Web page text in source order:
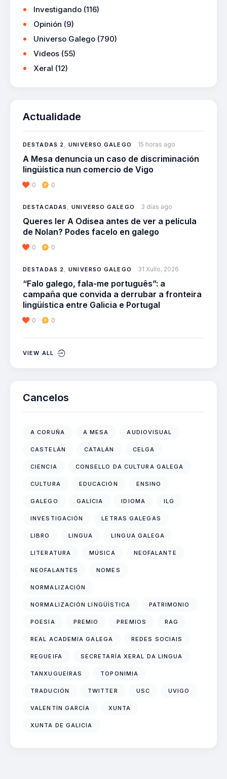
Investigando (116)
Opinión (9)
Universo Galego (790)
Videos (55)
Xeral (12)
Actualidade
DESTADAS 2,UNIVERSO GALEGO 15 horas ago
A Mesa denuncia un caso de discriminación
lingüística nun comercio de Vigo
0 0
DESTACADAS ,UNIVERSO GALEGO 3 días ago
Queres ler A Odisea antes de ver a película
de Nolan? Podes facelo en galego
0 0
DESTADAS 2,UNIVERSO GALEGO 31 Xullo, 2026
“Falo galego, fala-me português”: a
campaña que convida a derrubar a fronteira
lingüística entre Galicia e Portugal
0 0
VIEW ALL
Cancelos
A CORUÑA A MESA AUDIOVISUAL
CASTELÁN CATALÁN CELGA
CIENCIA CONSELLO DA CULTURA GALEGA
CULTURA EDUCACIÓN ENSINO
GALEGO GALICIA IDIOMA ILG
INVESTIGACIÓN LETRAS GALEGAS
LIBRO LINGUA LINGUA GALEGA
LITERATURA MÚSICA NEOFALANTE
NEOFALANTES NOMES
NORMALIZACIÓN
NORMALIZACIÓN LINGÜÍSTICA PATRIMONIO
POESÍA PREMIO PREMIOS RAG
REAL ACADEMIA GALEGA REDES SOCIAIS
REGUEIFA SECRETARÍA XERAL DA LINGUA
TANXUGUEIRAS TOPONIMIA
TRADUCIÓN TWITTER USC UVIGO
VALENTÍN GARCÍA XUNTA
XUNTA DE GALICIA